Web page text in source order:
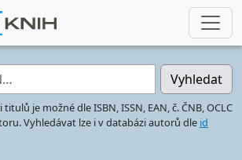
Vyhledat
je možné dle ISBN, ISSN, EAN, č. ČNB, OCLC
Vyhledávat lze i v databázi autorů dle id